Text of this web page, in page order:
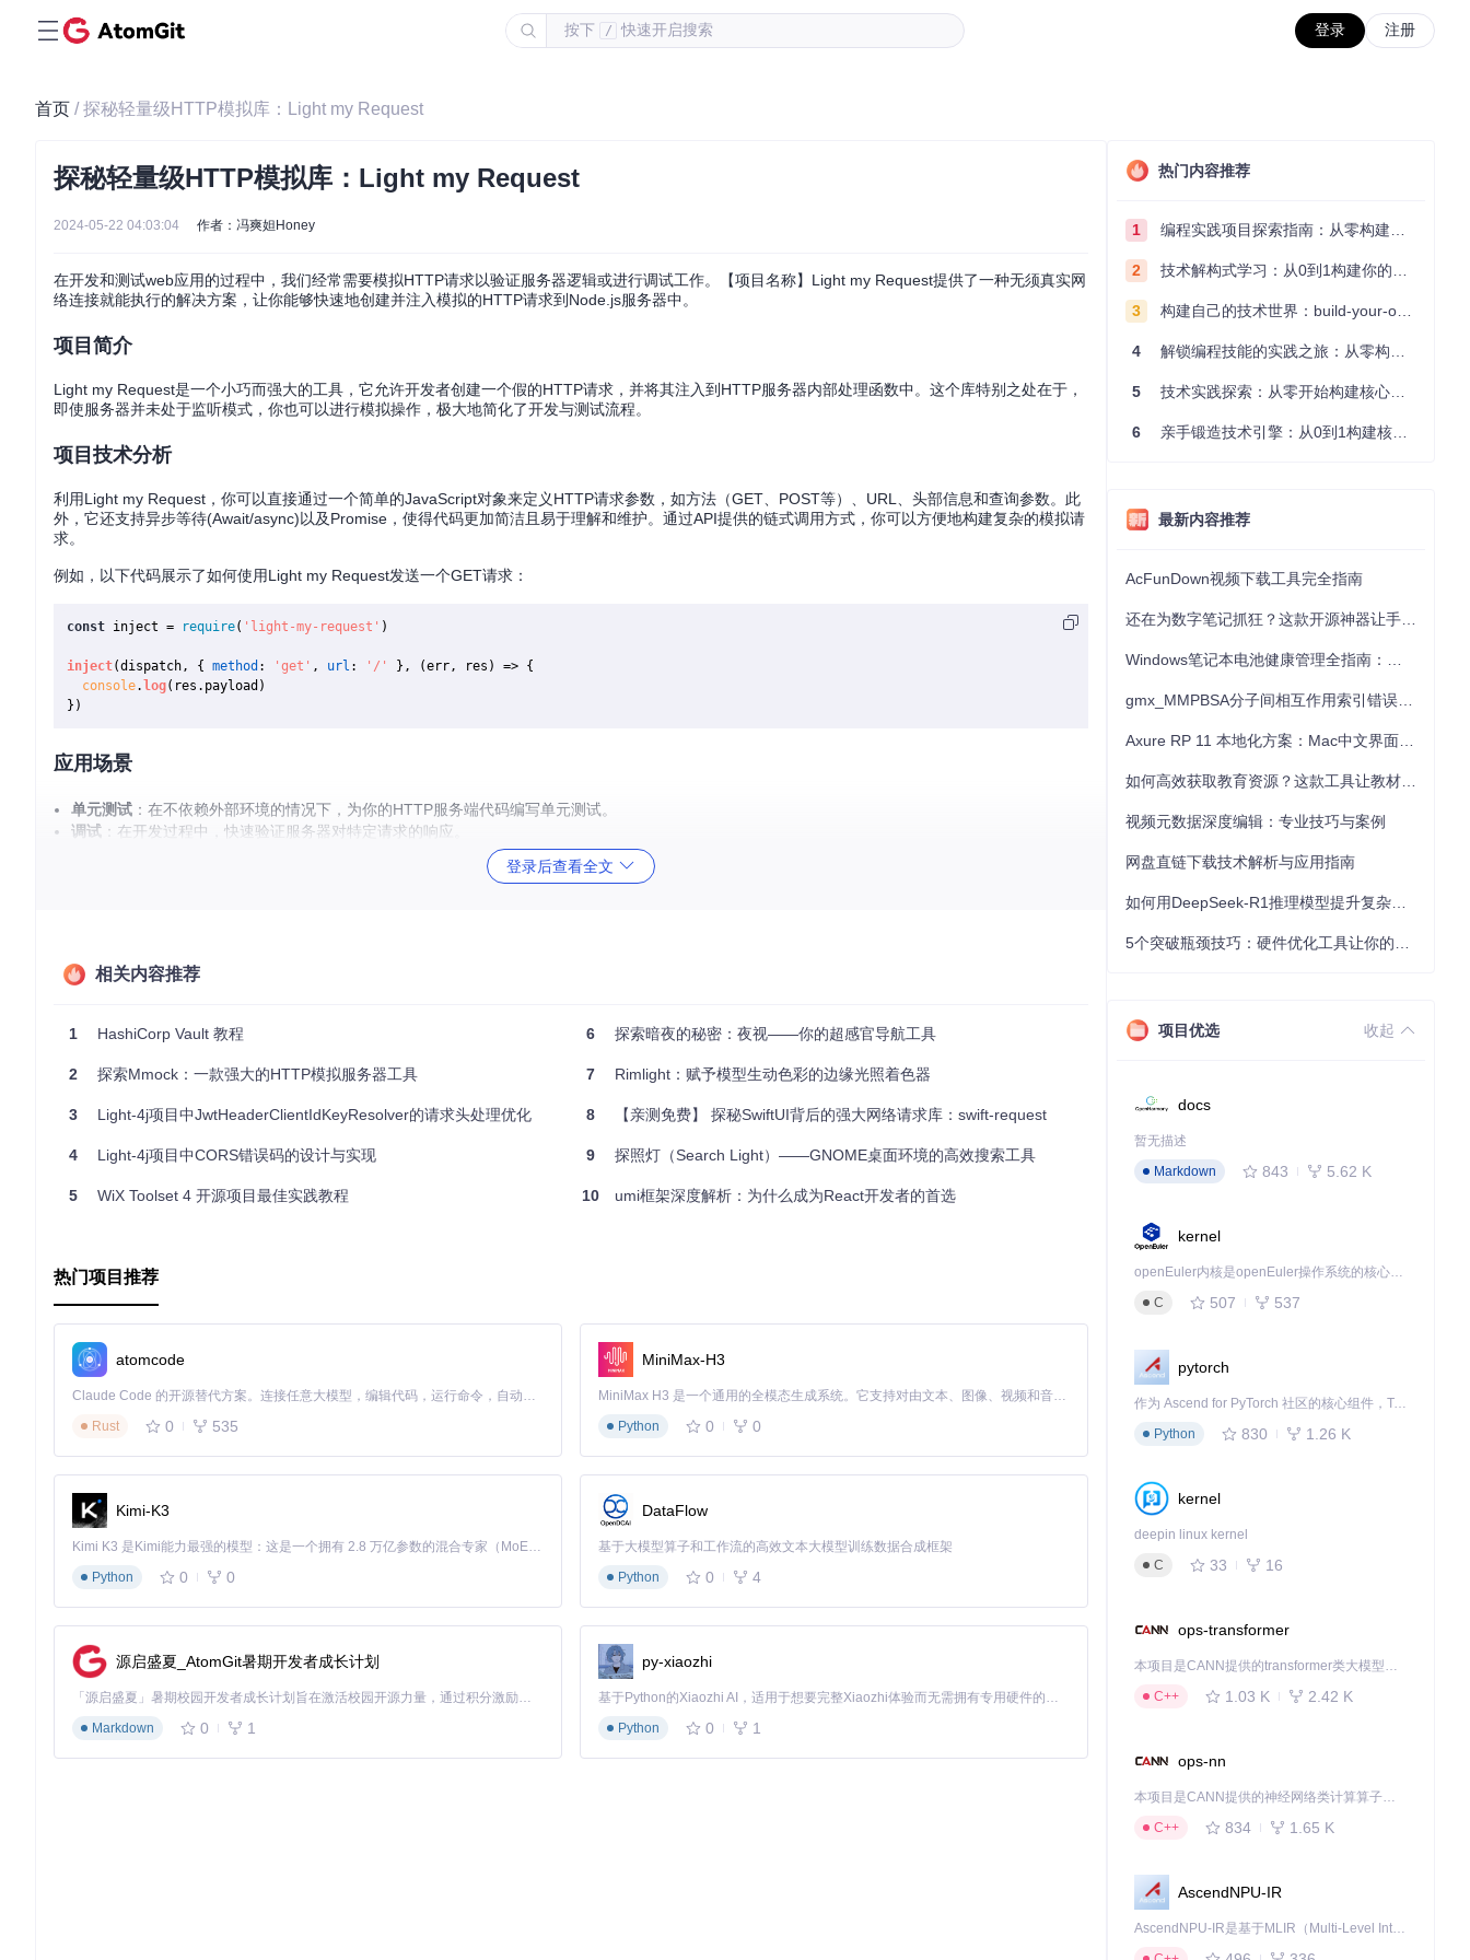
按下 / 快速开启搜索 登录 注册
首页 / 探秘轻量级HTTP模拟库：Light my Request
探秘轻量级HTTP模拟库：Light my Request
2024-05-22 04:03:04 作者：冯爽妲Honey
在开发和测试web应用的过程中，我们经常需要模拟HTTP请求以验证服务器逻辑或进行调试工作。【项目名称】Light my Request提供了一种无须真实网
络连接就能执行的解决方案，让你能够快速地创建并注入模拟的HTTP请求到Node.js服务器中。
项目简介
Light my Request是一个小巧而强大的工具，它允许开发者创建一个假的HTTP请求，并将其注入到HTTP服务器内部处理函数中。这个库特别之处在于，
即使服务器并未处于监听模式，你也可以进行模拟操作，极大地简化了开发与测试流程。
项目技术分析
利用Light my Request，你可以直接通过一个简单的JavaScript对象来定义HTTP请求参数，如方法（GET、POST等）、URL、头部信息和查询参数。此
外，它还支持异步等待(Await/async)以及Promise，使得代码更加简洁且易于理解和维护。通过API提供的链式调用方式，你可以方便地构建复杂的模拟请
求。
例如，以下代码展示了如何使用Light my Request发送一个GET请求：
const inject = require( 'light-my-request' )
inject(dispatch, { method : 'get' , url : '/' }, (err, res ) => {
console. log(res. payload )
应用场景
单元测试 ：在不依赖外部环境的情况下，为你的HTTP服务端代码编写单元测试。
调试 ：在开发过程中，快速验证服务器对特定请求的响应。
：在设计新的API接口或者分析应用程序处理请求的方式时，使用模拟请求作为输入数据。
简单易用的API：直观的请求构造器以及支持Promise和异步/同步回调。
链式调用
：通过链式调用来设置请求属性，使得代码更整洁。
模拟多种场景 ：包括错误事件、数据分块、信号中断等，有助于测试异常情况。
无论是新手还是经验丰富的开发者，Light my Request都能成为你的得力助手。借助它，你可以更高效地进行HTTP请求的模拟和调试，从而提高你的工作
登录后查看全文
相关内容推荐
1 HashiCorp Vault 教程
2 探索Mmock：一款强大的HTTP模拟服务器工具
3 Light-4j项目中JwtHeaderClientIdKeyResolver的请求头处理优化
4 Light-4j项目中CORS错误码的设计与实现
5 WiX Toolset 4 开源项目最佳实践教程
6 探索暗夜的秘密：夜视——你的超感官导航工具
7 Rimlight：赋予模型生动色彩的边缘光照着色器
8 【亲测免费】 探秘SwiftUI背后的强大网络请求库：swift-request
9 探照灯（Search Light）——GNOME桌面环境的高效搜索工具
10 umi框架深度解析：为什么成为React开发者的首选
热门项目推荐
atomcode
Claude Code 的开源替代方案。连接任意大模型，编辑代码，运行命令，自动验证 — 全自动执行。用 Rust 构建，极致性能。 ｜ An open-source alternative to Claude Code. Connect any LLM, edit code, run commands, and verify changes — autonomously. Built in Rust for speed. Get Started
Rust
0 535
MiniMax-H3
MiniMax H3 是一个通用的全模态生成系统。它支持对由文本、图像、视频和音频组成的多模态上下文进行统一理解，并能生成分辨率高达 2K、时长可达 15 秒的带原生立体声音频的视频。得益于面向任务泛化的系统设计，H3 在预训练阶段就已具备广泛的多模态上下文理解与生成能力，能够出色地执行复杂的多模态指令。
Python
0 0
Kimi-K3
Kimi K3 是Kimi能力最强的模型：这是一个拥有 2.8 万亿参数的混合专家（MoE）模型，具备原生视觉理解能力，并支持 100 万 token 的上下文窗口。
Python
0 0
DataFlow
基于大模型算子和工作流的高效文本大模型训练数据合成框架
Python
0 4
源启盛夏_AtomGit暑期开发者成长计划
「源启盛夏」暑期校园开发者成长计划旨在激活校园开源力量，通过积分激励、认证扶持、资源倾斜等形式，引导高校组织和开发者完成「入驻 — 建项目 — 做贡献 — 获认证 — 得资源」的完整闭环。无论你是想带领社团入驻平台的组织者，还是希望用代码贡献证明自己的开发者，都能在这里找到属于你的成长路径。
Markdown
0 1
py-xiaozhi
基于Python的Xiaozhi AI，适用于想要完整Xiaozhi体验而无需拥有专用硬件的用户。
Python
0 1
热门内容推荐
1 编程实践项目探索指南：从零构建技术能力体系
2 技术解构式学习：从0到1构建你的编程知识体系
3 构建自己的技术世界：build-your-own-x项目的实践探索指南
4 解锁编程技能的实践之旅：从零构建你的技术世界
5 技术实践探索：从零开始构建核心系统的实践指南
6 亲手锻造技术引擎：从0到1构建核心系统的实践指南
最新内容推荐
AcFunDown视频下载工具完全指南
视频元数据深度编辑：专业技巧与案例
网盘直链下载技术解析与应用指南
项目优选 收起
docs
暂无描述
Markdown
843 5.62 K
kernel
openEuler内核是openEuler操作系统的核心，既是系统性能与稳定性的基石，也是连接处理器、设备与服务的桥梁。
C
507 537
pytorch
作为 Ascend for PyTorch 社区的核心组件，TorchNPU 是昇腾专为 PyTorch 打造的深度学习适配插件，使 PyTorch 框架能够直接调用昇腾 NPU，为开发者提供昇腾 AI 处理器的超强算力。
Python
830 1.26 K
kernel
deepin linux kernel
C
33 16
ops-transformer
本项目是CANN提供的transformer类大模型算子库，实现网络在NPU上加速计算。
C++
1.03 K 2.42 K
ops-nn
本项目是CANN提供的神经网络类计算算子库，实现网络在NPU上加速计算。
C++
834 1.65 K
AscendNPU-IR
AscendNPU-IR是基于MLIR（Multi-Level Intermediate Representation）构建的，面向昇腾亲和算子编译时使用的中间表示，提供昇腾完备表达能力，通过编译优化提升昇腾AI处理器计算效率，支持通过生态框架使能昇腾AI处理器与深度调优